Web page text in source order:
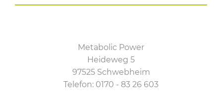
Metabolic Power
Heideweg 5
97525 Schwebheim
Telefon: 0170 - 83 26 603